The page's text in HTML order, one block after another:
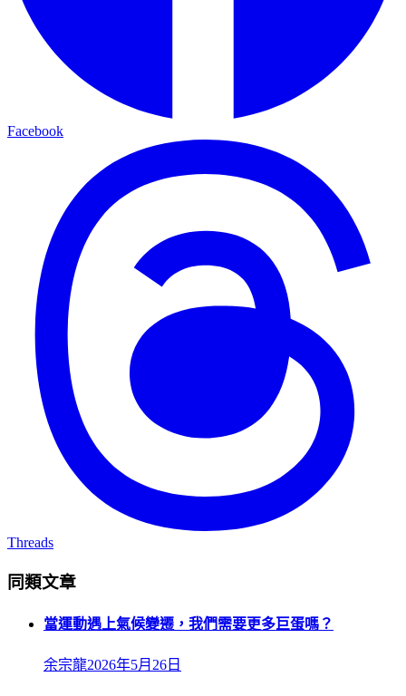
Facebook
Threads
同類文章
當運動遇上氣候變遷，我們需要更多巨蛋嗎？
余宗龍2026年5月26日